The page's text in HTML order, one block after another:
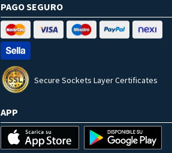
PAGO SEGURO
Secure Sockets Layer Certificates
APP